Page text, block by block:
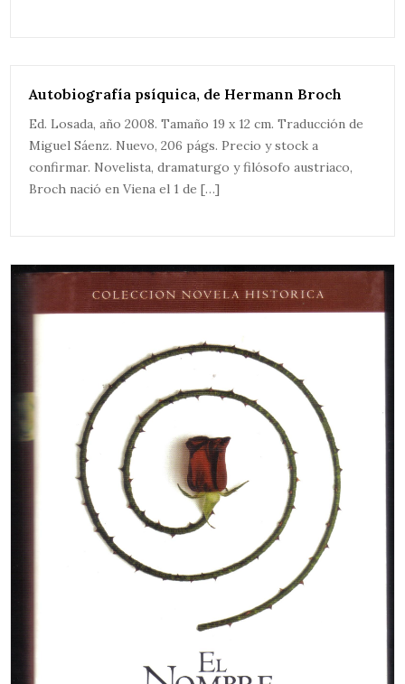
Autobiografía psíquica, de Hermann Broch
Ed. Losada, año 2008. Tamaño 19 x 12 cm. Traducción de
Miguel Sáenz. Nuevo, 206 págs. Precio y stock a
confirmar. Novelista, dramaturgo y filósofo austriaco,
Broch nació en Viena el 1 de […]